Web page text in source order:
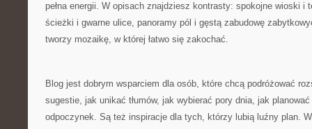
pełna energii. W opisach znajdziesz kontrasty: spokojne wioski i
ścieżki i gwarne ulice, panoramy pól i gęstą zabudowę
tworzy mozaikę, w której łatwo się zakochać.
Blog jest dobrym wsparciem dla osób, które chcą podróżować
sugestie, jak unikać tłumów, jak wybierać pory dnia, jak
odpoczynek. Są też inspiracje dla tych, którzy lubią luźny plan.